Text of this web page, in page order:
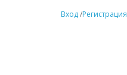
Вход/Регистрация